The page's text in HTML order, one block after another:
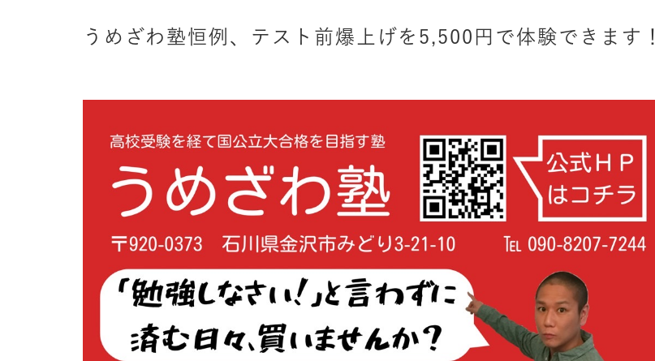
うめざわ塾恒例、テスト前爆上げを5,500円で体験できます！